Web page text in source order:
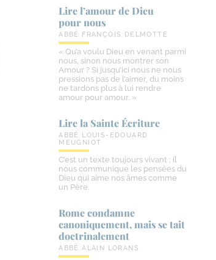
Lire l’amour de Dieu
pour nous
ABBÉ FRANÇOIS DELMOTTE
« Qu’a voulu Dieu en venant parmi
nous, sinon nous montrer son
Amour ? Si jusqu’ici nous ne nous
pressions pas de l’aimer, du moins
ne tardons plus à lui rendre
amour pour amour. »
Lire la Sainte Écriture
ABBÉ LOUIS-EDOUARD
MEUGNIOT
C’est un texte toujours vivant ; il
nous communique les pensées du
Dieu qui aime nos âmes comme
un Père.
Rome condamne
canoniquement, mais se tait
doctrinalement
ABBÉ ALAIN LORANS